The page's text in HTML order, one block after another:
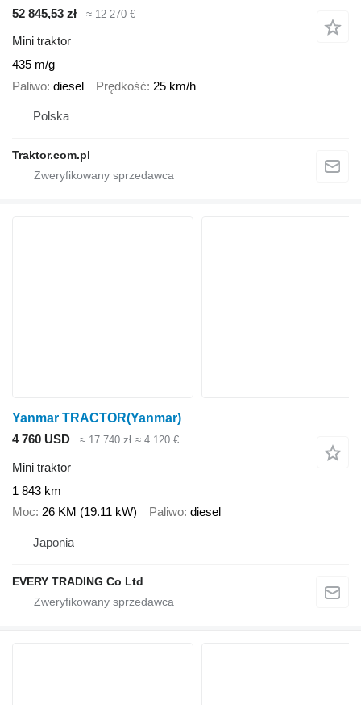
52 845,53 zł
≈ 12 270 €
Mini traktor
435 m/g
Paliwo diesel Prędkość 25 km/h
Polska
Traktor.com.pl
Yanmar TRACTOR(Yanmar)
4 760 USD
≈ 17 740 zł ≈ 4 120 €
Mini traktor
1 843 km
Moc 26 KM (19.11 kW) Paliwo diesel
Japonia
EVERY TRADING Co Ltd